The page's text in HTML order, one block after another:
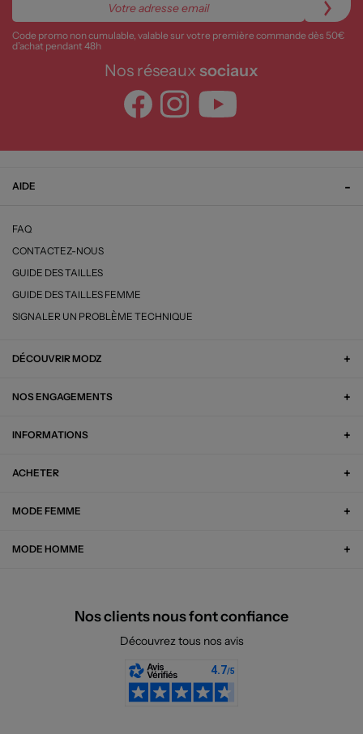
Code promo non cumulable, valable sur votre première commande dès 50€
d’achat pendant 48h
Nos réseaux sociaux
AIDE
FAQ
CONTACTEZ-NOUS
GUIDE DES TAILLES
GUIDE DES TAILLES FEMME
SIGNALER UN PROBLÈME TECHNIQUE
DÉCOUVRIR MODZ
NOS ENGAGEMENTS
INFORMATIONS
ACHETER
MODE FEMME
MODE HOMME
Nos clients nous font confiance
Découvrez tous nos avis